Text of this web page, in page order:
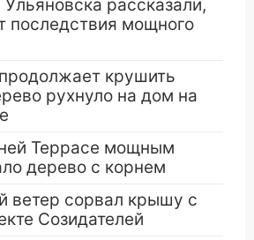
рассказали,
последствия мощного
крушить
рухнуло на дом на
Террасе мощным
дерево с корнем
ветер сорвал крышу с
Созидателей